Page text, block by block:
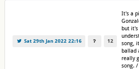
Sat 29th Jan 2022 22:16 12
It's a
but
song,
ballad
really
song.